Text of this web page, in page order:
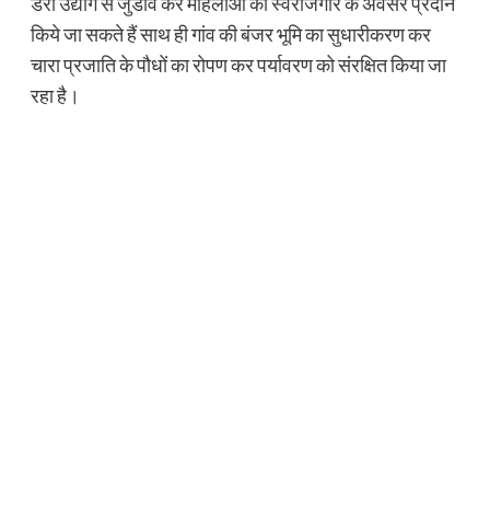
किये जा सकते हैं साथ ही गांव की बंजर भूमि का सुधारीकरण कर
चारा प्रजाति के पौधों का रोपण कर पर्यावरण को संरक्षित किया जा
रहा है।